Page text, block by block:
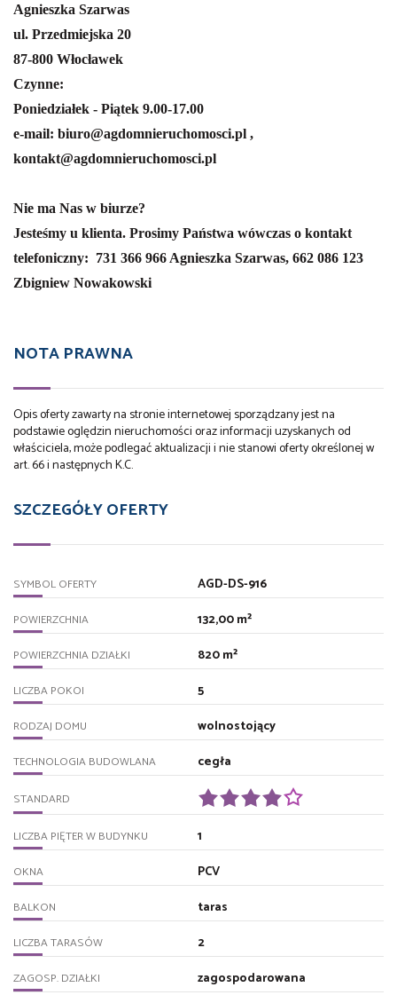
Agnieszka Szarwas
ul. Przedmiejska 20
87-800 Włocławek
Czynne:
Poniedziałek - Piątek 9.00-17.00
e-mail: biuro@agdomnieruchomosci.pl ,
kontakt@agdomnieruchomosci.pl
Nie ma Nas w biurze?
Jesteśmy u klienta. Prosimy Państwa wówczas o kontakt
telefoniczny: 731 366 966 Agnieszka Szarwas, 662 086 123
Zbigniew Nowakowski
NOTA PRAWNA
Opis oferty zawarty na stronie internetowej sporządzany jest na
podstawie oględzin nieruchomości oraz informacji uzyskanych od
właściciela, może podlegać aktualizacji i nie stanowi oferty określonej w
art. 66 i następnych K.C.
SZCZEGÓŁY OFERTY
SYMBOL OFERTY AGD-DS-916
POWIERZCHNIA 132,00 m²
POWIERZCHNIA DZIAŁKI 820 m²
LICZBA POKOI 5
RODZAJ DOMU wolnostojący
TECHNOLOGIA BUDOWLANA cegła
STANDARD
LICZBA PIĘTER W BUDYNKU 1
OKNA PCV
BALKON taras
LICZBA TARASÓW 2
ZAGOSP. DZIAŁKI zagospodarowana